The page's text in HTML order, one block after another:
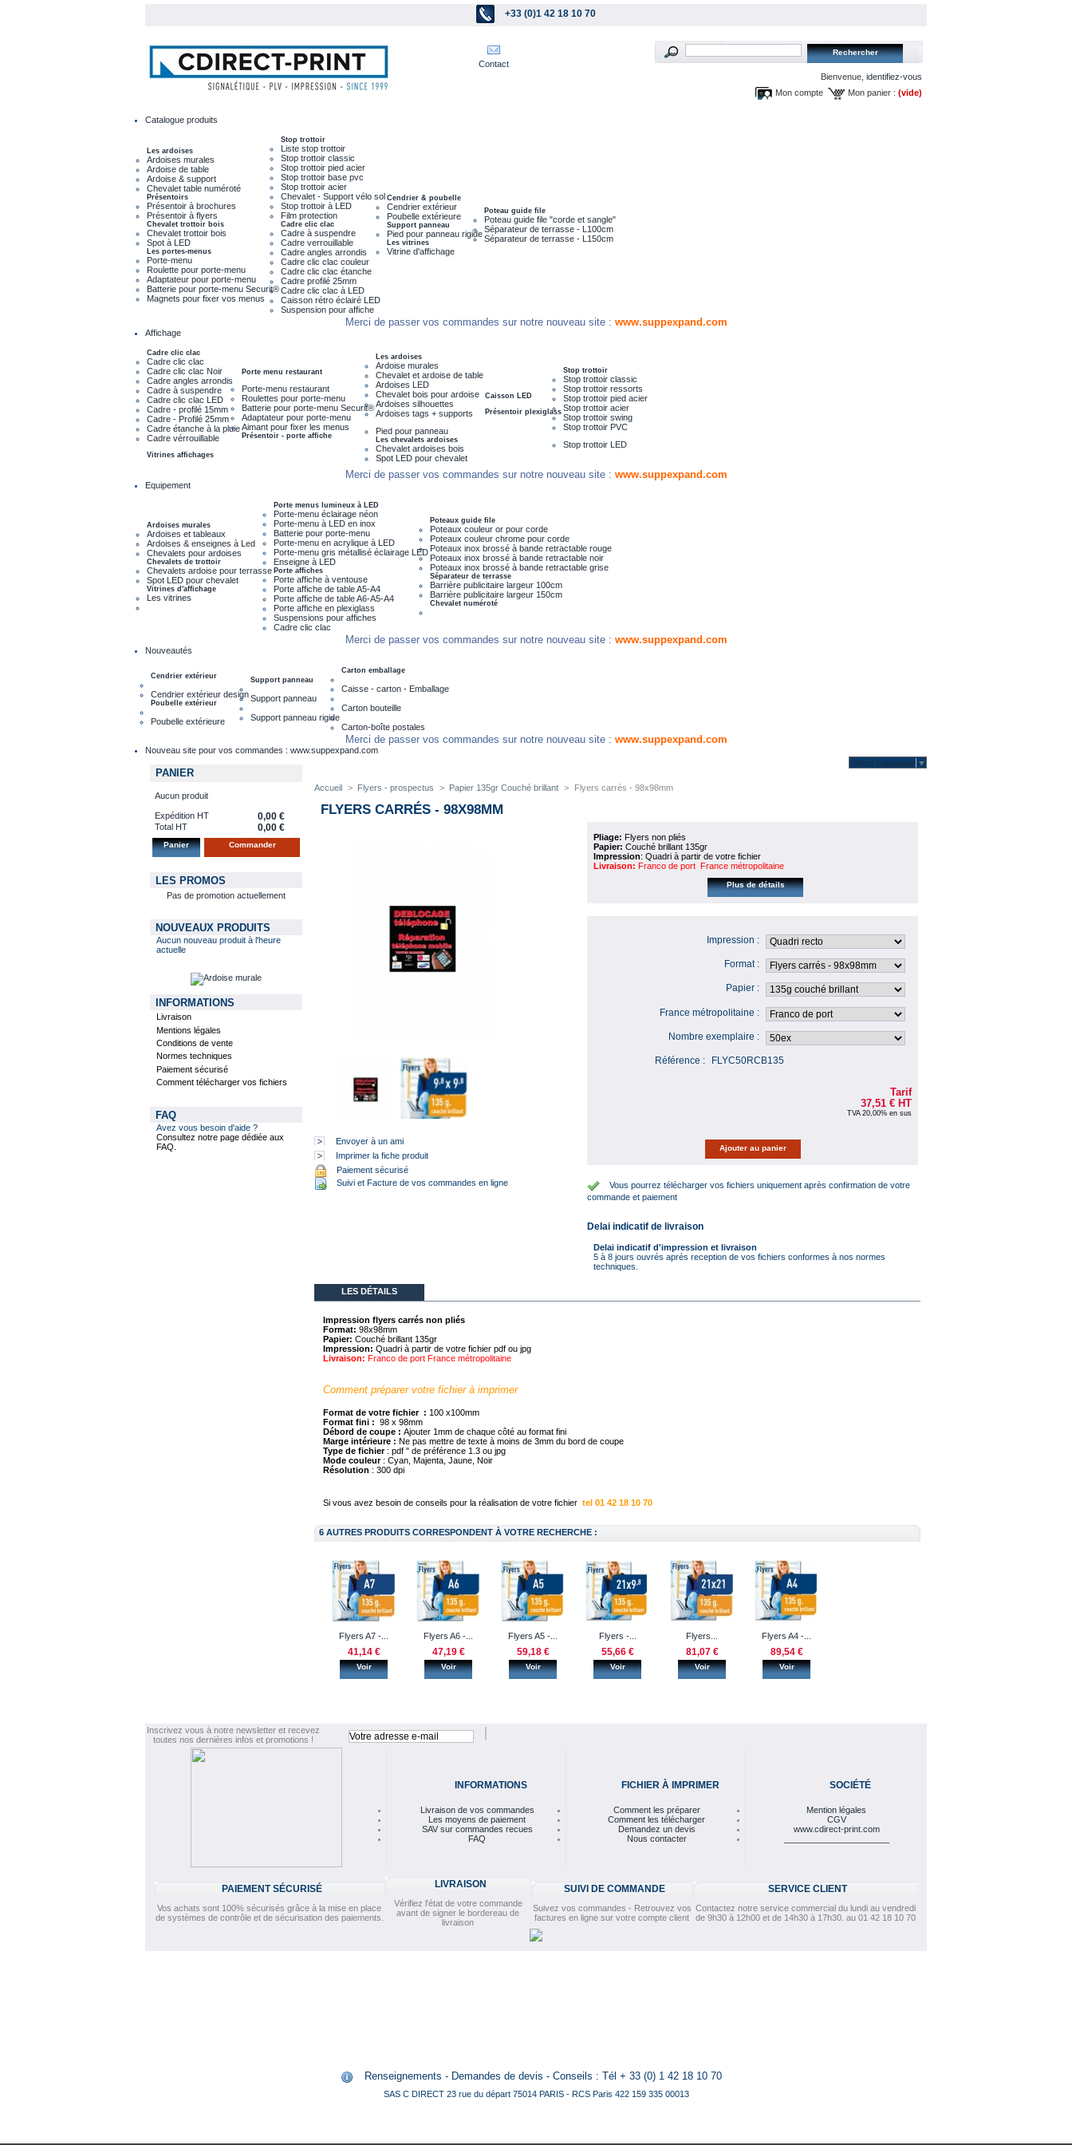
+33 (0)1 42 18 10 70
Contact
Bienvenue, identifiez-vous
Mon panier : (vide)
Mon compte
Catalogue produits
Les ardoises
Ardoises murales
Ardoise de table
Ardoise & support
Chevalet table numéroté
Présentoirs
Présentoir à brochures
Présentoir à flyers
Chevalet trottoir bois
Chevalet trottoir bois
Spot à LED
Les portes-menus
Porte-menu
Roulette pour porte-menu
Adaptateur pour porte-menu
Batterie pour porte-menu Securit®
Magnets pour fixer vos menus
Stop trottoir
Liste stop trottoir
Stop trottoir classic
Stop trottoir pied acier
Stop trottoir base pvc
Stop trottoir acier
Chevalet - Support vélo sol
Stop trottoir à LED
Film protection
Cadre clic clac
Cadre à suspendre
Cadre verrouillable
Cadre angles arrondis
Cadre clic clac couleur
Cadre clic clac étanche
Cadre profilé 25mm
Cadre clic clac à LED
Caisson rétro éclairé LED
Suspension pour affiche
Cendrier & poubelle
Cendrier extérieur
Poubelle extérieure
Support panneau
Pied pour panneau rigide
Les vitrines
Vitrine d'affichage
Poteau guide file
Poteau guide file "corde et sangle"
Séparateur de terrasse - L100cm
Séparateur de terrasse - L150cm
Merci de passer vos commandes sur notre nouveau site : www.suppexpand.com
Affichage
Cadre clic clac
Cadre clic clac
Cadre clic clac Noir
Cadre angles arrondis
Cadre à suspendre
Cadre clic clac LED
Cadre - profilé 15mm
Cadre - Profilé 25mm
Cadre étanche à la pluie
Cadre vérrouillable
Vitrines affichages
Porte menu restaurant
Porte-menu restaurant
Roulettes pour porte-menu
Batterie pour porte-menu Securit®
Adaptateur pour porte-menu
Aimant pour fixer les menus
Présentoir - porte affiche
Les ardoises
Ardoise murales
Chevalet et ardoise de table
Ardoises LED
Chevalet bois pour ardoise
Ardoises silhouettes
Ardoises tags + supports
Pied pour panneau
Les chevalets ardoises
Chevalet ardoises bois
Spot LED pour chevalet
Caisson LED
Présentoir plexiglass
Stop trottoir
Stop trottoir classic
Stop trottoir ressorts
Stop trottoir pied acier
Stop trottoir acier
Stop trottoir swing
Stop trottoir PVC
Stop trottoir LED
Merci de passer vos commandes sur notre nouveau site : www.suppexpand.com
Equipement
Ardoises murales
Ardoises et tableaux
Ardoises & enseignes à Led
Chevalets pour ardoises
Chevalets de trottoir
Chevalets ardoise pour terrasse
Spot LED pour chevalet
Vitrines d'affichage
Les vitrines
Porte menus lumineux à LED
Porte-menu éclairage néon
Porte-menu à LED en inox
Batterie pour porte-menu
Porte-menu en acrylique à LED
Porte-menu gris métallisé éclairage LED
Enseigne à LED
Porte affiches
Porte affiche à ventouse
Porte affiche de table A5-A4
Porte affiche de table A6-A5-A4
Porte affiche en plexiglass
Suspensions pour affiches
Cadre clic clac
Poteaux guide file
Poteaux couleur or pour corde
Poteaux couleur chrome pour corde
Poteaux inox brossé à bande retractable rouge
Poteaux inox brossé à bande retractable noir
Poteaux inox brossé à bande retractable grise
Séparateur de terrasse
Barrière publicitaire largeur 100cm
Barrière publicitaire largeur 150cm
Chevalet numéroté
Merci de passer vos commandes sur notre nouveau site : www.suppexpand.com
Nouveautés
Cendrier extérieur
Cendrier extérieur design
Poubelle extérieur
Poubelle extérieure
Support panneau
Support panneau
Support panneau rigide
Carton emballage
Caisse - carton - Emballage
Carton bouteille
Carton-boîte postales
Merci de passer vos commandes sur notre nouveau site : www.suppexpand.com
Nouveau site pour vos commandes : www.suppexpand.com
Select Language ▼
PANIER
Aucun produit
Expédition HT 0,00 €
Total HT 0,00 €
Panier Commander
LES PROMOS
Pas de promotion actuellement
NOUVEAUX PRODUITS
Aucun nouveau produit à l'heure
actuelle
INFORMATIONS
Livraison
Mentions légales
Conditions de vente
Normes techniques
Paiement sécurisé
Comment télécharger vos fichiers
FAQ
Avez vous besoin d'aide ?
Consultez notre page dédiée aux
FAQ.
Accueil > Flyers - prospectus > Papier 135gr Couché brillant > Flyers carrés - 98x98mm
FLYERS CARRÉS - 98X98MM
Envoyer à un ami
Imprimer la fiche produit
Paiement sécurisé
Suivi et Facture de vos commandes en ligne
Pliage: Flyers non pliés
Papier: Couché brillant 135gr
Impression: Quadri à partir de votre fichier
Livraison: Franco de port France métropolitaine
Plus de détails
Impression :
Format :
Papier :
France métropolitaine :
Nombre exemplaire :
Référence : FLYC50RCB135
Tarif
37,51 €HT
TVA 20,00% en sus
Vous pourrez télécharger vos fichiers uniquement après confirmation de votre
commande et paiement
Delai indicatif de livraison
Delai indicatif d'impression et livraison
5 à 8 jours ouvrés aprés reception de vos fichiers conformes à nos normes
techniques.
LES DÉTAILS
Impression flyers carrés non pliés
Format: 98x98mm
Papier: Couché brillant 135gr
Impression: Quadri à partir de votre fichier pdf ou jpg
Livraison: Franco de port France métropolitaine
Comment préparer votre fichier à imprimer
Format de votre fichier : 100 x100mm
Format fini : 98 x 98mm
Débord de coupe : Ajouter 1mm de chaque côté au format fini
Marge intérieure : Ne pas mettre de texte à moins de 3mm du bord de coupe
Type de fichier: pdf " de préférence 1.3 ou jpg
Mode couleur: Cyan, Majenta, Jaune, Noir
Résolution : 300 dpi
Si vous avez besoin de conseils pour la réalisation de votre fichier tel 01 42 18 10 70
6 AUTRES PRODUITS CORRESPONDENT À VOTRE RECHERCHE :
Flyers A7 -...
41,14 €
Voir
Flyers A6 -...
47,19 €
Voir
Flyers A5 -...
59,18 €
Voir
Flyers -...
55,66 €
Voir
Flyers...
81,07 €
Voir
Flyers A4 -...
89,54 €
Voir
Inscrivez vous à notre newsletter et recevez
toutes nos dernières infos et promotions !
INFORMATIONS
Livraison de vos commandes
Les moyens de paiement
SAV sur commandes recues
FAQ
FICHIER À IMPRIMER
Comment les préparer
Comment les télécharger
Demandez un devis
Nous contacter
SOCIÉTÉ
Mention légales
CGV
www.cdirect-print.com
PAIEMENT SÉCURISÉ
Vos achats sont 100% sécurisés grâce à la mise en place
de systèmes de contrôle et de sécurisation des paiements.
LIVRAISON
Vérifiez l'état de votre commande
avant de signer le bordereau de
livraison
SUIVI DE COMMANDE
Suivez vos commandes - Retrouvez vos
factures en ligne sur votre compte client
SERVICE CLIENT
Contactez notre service commercial du lundi au vendredi
de 9h30 à 12h00 et de 14h30 à 17h30. au 01 42 18 10 70
Renseignements - Demandes de devis - Conseils : Tél + 33 (0) 1 42 18 10 70
SAS C DIRECT 23 rue du départ 75014 PARIS - RCS Paris 422 159 335 00013